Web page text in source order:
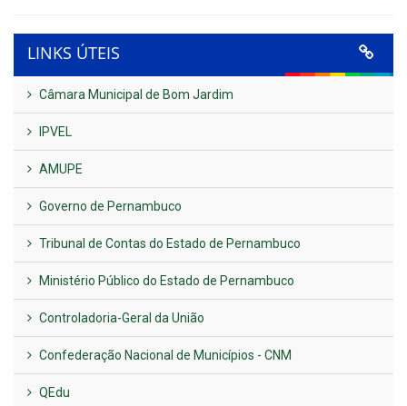
LINKS ÚTEIS
Câmara Municipal de Bom Jardim
IPVEL
AMUPE
Governo de Pernambuco
Tribunal de Contas do Estado de Pernambuco
Ministério Público do Estado de Pernambuco
Controladoria-Geral da União
Confederação Nacional de Municípios - CNM
QEdu